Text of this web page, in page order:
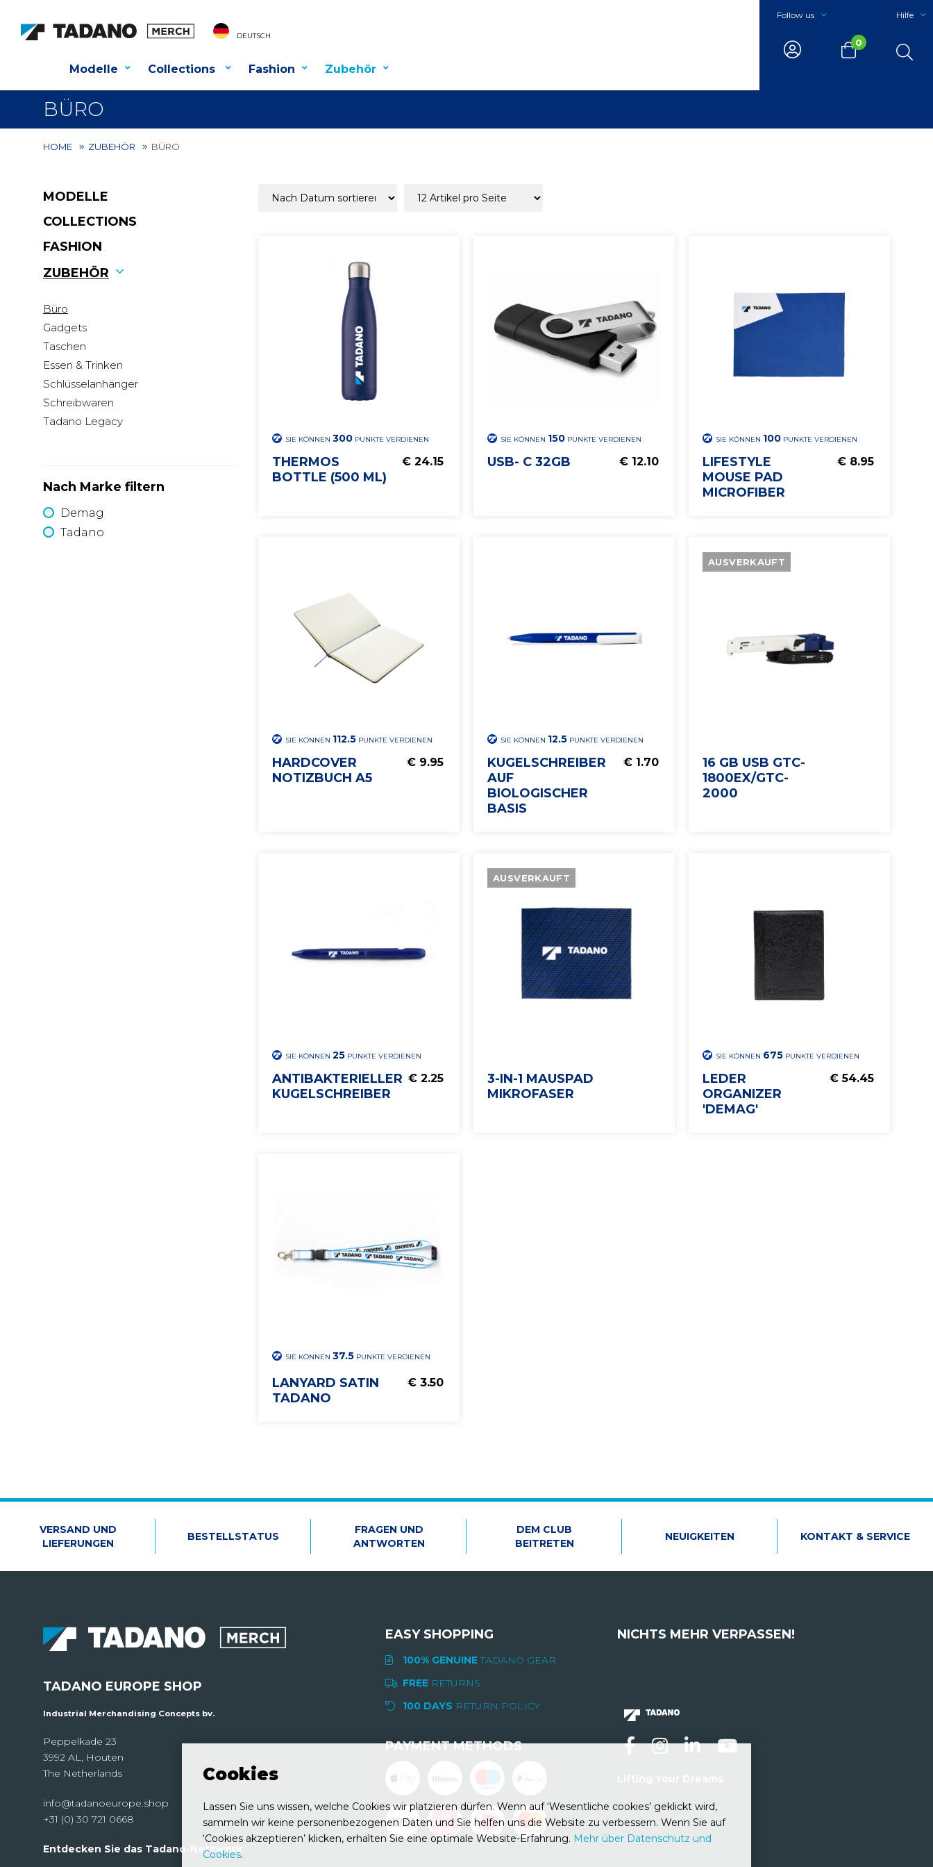
Cookies
Lassen Sie uns wissen, welche Cookies wir platzieren dürfen. Wenn auf ‘Wesentliche cookies’ geklickt wird,
sammeln wir keine personenbezogenen Daten und Sie helfen uns die Website zu verbessern. Wenn Sie auf
‘Cookies akzeptieren’ klicken, erhalten Sie eine optimale Website-Erfahrung. Mehr über Datenschutz und
Cookies.
DEUTSCH
Hilfe
Follow us
0
Modelle Collections Fashion Zubehör
BÜRO
HOME ZUBEHÖR BÜRO
MODELLE
COLLECTIONS
FASHION
ZUBEHÖR
Büro
Gadgets
Taschen
Essen & Trinken
Schlüsselanhänger
Schreibwaren
Tadano Legacy
Nach Marke filtern
Demag
Tadano
SIE KÖNNEN 300 PUNKTE VERDIENEN
THERMOS
BOTTLE (500 ML)
€ 24.15
SIE KÖNNEN 150PUNKTE VERDIENEN
USB- C 32GB € 12.10
SIE KÖNNEN 100PUNKTE VERDIENEN
LIFESTYLE
MOUSE PAD
MICROFIBER
€ 8.95
SIE KÖNNEN 112.5 PUNKTE VERDIENEN
HARDCOVER
NOTIZBUCH A5
€ 9.95
SIE KÖNNEN 12.5PUNKTE VERDIENEN
KUGELSCHREIBER
AUF
BIOLOGISCHER
BASIS
€ 1.70
AUSVERKAUFT
16 GB USB GTC-
1800EX/GTC-
2000
SIE KÖNNEN 25 PUNKTE VERDIENEN
ANTIBAKTERIELLER
KUGELSCHREIBER
€ 2.25
AUSVERKAUFT
3-IN-1 MAUSPAD
MIKROFASER
SIE KÖNNEN 675PUNKTE VERDIENEN
LEDER
ORGANIZER
'DEMAG'
€ 54.45
SIE KÖNNEN 37.5 PUNKTE VERDIENEN
LANYARD SATIN
TADANO
€ 3.50
VERSAND UND
LIEFERUNGEN
BESTELLSTATUS
FRAGEN UND
ANTWORTEN
DEM CLUB
BEITRETEN
NEUIGKEITEN KONTAKT & SERVICE
TADANO EUROPE SHOP
Industrial Merchandising Concepts bv.
Peppelkade 23
3992 AL, Houten
The Netherlands
info@tadanoeurope.shop
+31 (0) 30 721 0668
Entdecken Sie das Tadano-Netzwerk
EASY SHOPPING
100% GENUINETADANO GEAR
FREE RETURNS
100 DAYS RETURN POLICY
PAYMENT METHODS
NICHTS MEHR VERPASSEN!